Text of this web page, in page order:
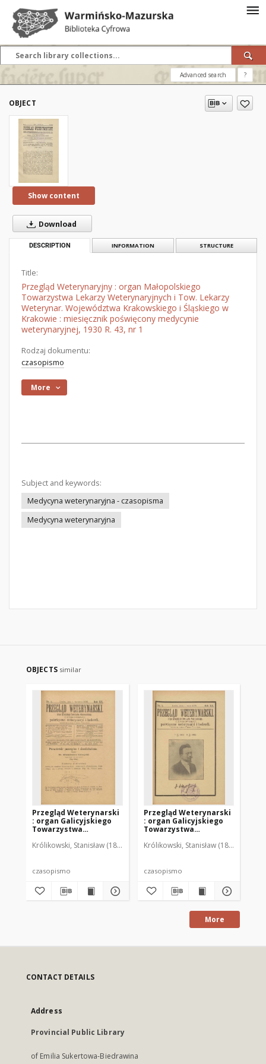
Advanced search ?
OBJECT
Show content
Download
DESCRIPTION INFORMATION STRUCTURE
Title:
Przegląd Weterynaryjny : organ Małopolskiego
Towarzystwa Lekarzy Weterynaryjnych i Tow. Lekarzy
Weterynar. Województwa Krakowskiego i Śląskiego w
Krakowie : miesięcznik poświęcony medycynie
weterynaryjnej, 1930 R. 43, nr 1
Rodzaj dokumentu:
czasopismo
More
Subject and keywords:
Medycyna weterynaryjna - czasopisma
Medycyna weterynaryjna
OBJECTS similar
Przegląd Weterynarski
: organ Galicyjskiego
Towarzystwa
czasopismo
1905 R. 20, nr 4
Królikowski, Stanisław (1853-1924). Red.
czasopismo
Przegląd Weterynarski
: organ Galicyjskiego
Towarzystwa
czasopismo
1905 R. 20, nr 5
Królikowski, Stanisław (1853-1924).
czasopismo
More
CONTACT DETAILS
Address
Provincial Public Library
of Emilia Sukertowa-Biedrawina